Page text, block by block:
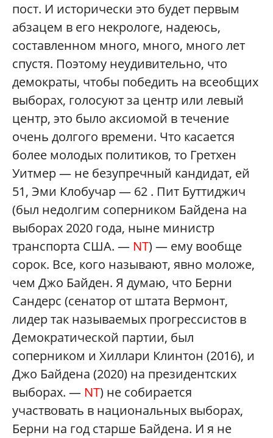
пост. И исторически это будет первым
абзацем в его некрологе, надеюсь,
составленном много, много, много лет
спустя. Поэтому неудивительно, что
демократы, чтобы победить на всеобщих
выборах, голосуют за центр или левый
центр, это было аксиомой в течение
очень долгого времени. Что касается
более молодых политиков, то Гретхен
Уитмер — не безупречный кандидат, ей
51, Эми Клобучар — 62 . Пит Буттиджич
(был недолгим соперником Байдена на
выборах 2020 года, ныне министр
транспорта США. — NT) — ему вообще
сорок. Все, кого называют, явно моложе,
чем Джо Байден. Я думаю, что Берни
Сандерс (сенатор от штата Вермонт,
лидер так называемых прогрессистов в
Демократической партии, был
соперником и Хиллари Клинтон (2016), и
Джо Байдена (2020) на президентских
выборах. — NT) не собирается
участвовать в национальных выборах,
Берни на год старше Байдена. И я не